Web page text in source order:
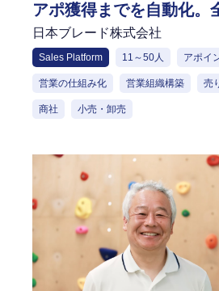
アポ獲得までを自動化。
せ、成約率向上に向けた
日本ブレード株式会社
Sales Platform 11～50人 アポイ
営業の仕組み化 営業組織構築 売
商社 小売・卸売